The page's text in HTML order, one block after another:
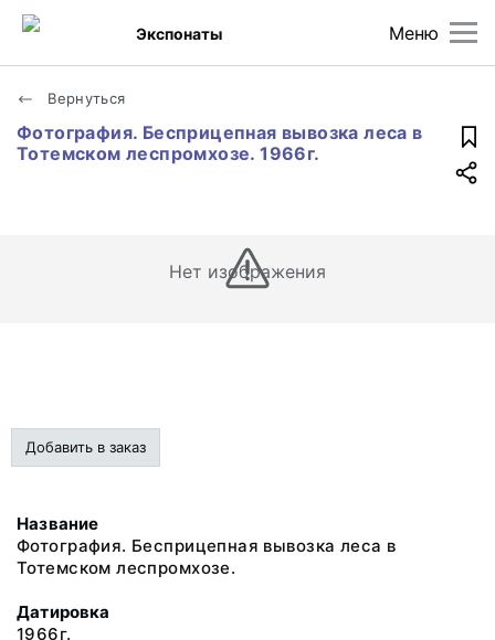
Меню
Экспонаты
Вернуться
Фотография. Бесприцепная вывозка леса в
Тотемском леспромхозе. 1966г.
Нет изображения
Добавить в заказ
Название
Фотография. Бесприцепная вывозка леса в
Тотемском леспромхозе.
Датировка
1966г.